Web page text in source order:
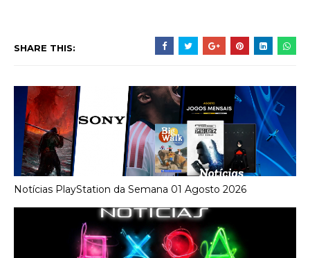
SHARE THIS:
Notícias PlayStation da Semana 01 Agosto 2026